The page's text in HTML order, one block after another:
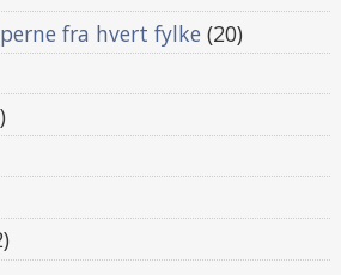
fra hvert fylke (20)